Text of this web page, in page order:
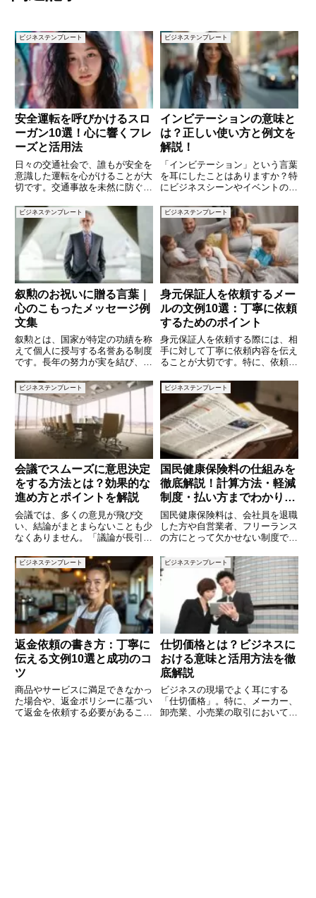
ビジネステンプレート
安全運転を呼びかけるスロ
ーガン10選！心に響くフレ
ーズと活用法
日々の交通社会で、誰もが安全を
意識した運転を心がけることが大
切です。交通事故を未然に防ぐた
く、周囲への啓発も欠かせませ
ん。特に、短く力強いスローガン
は、多くの人の心に響き、安全運
転の意識を高める強力な手段とな
りま
ビジネステンプレート
インビテーションの意味と
は？正しい使い方と例文を
解説！
「インビテーション」という言葉
を耳にしたことはありますか？特
にビジネスシーンやイベントの案
ですが、実際の意味や適切な使い
方を知っていますか？日本語でも
「招待」や「案内」として使われ
ることが多いですが、英語として
ビジネステンプレート
叙勲のお祝いに贈る言葉｜
心のこもったメッセージ例
文集
叙勲とは、国家が特定の功績を称
えて個人に授与する名誉ある制度
です。長年の努力が実を結び、多
ます。親族や友人、職場の関係者
が叙勲を受けた際には、適切なお
祝いの言葉を贈りたいものです。
しかし、「どのような言葉を使え
ビジネステンプレート
身元保証人を依頼するメー
ルの文例10選：丁寧に依頼
するためのポイント
身元保証人を依頼する際には、相
手に対して丁寧に依頼内容を伝え
ることが大切です。特に、依頼の
ついて明確に伝えることで、相手
もスムーズに対応しやすくなりま
す。この記事では、身元保証人を
依頼する際に使えるメールの文例
ビジネステンプレート
会議でスムーズに意思決定
をする方法とは？効果的な
進め方とポイントを解説
会議では、多くの意見が飛び交
い、結論がまとまらないことも少
なくありません。「議論が長引
ど、意思決定がスムーズに進まな
いと、会議の生産性が低下してし
まいます。では、どうすれば会議
で効果的に意思決定を行えるので
しょう
ビジネステンプレート
国民健康保険料の仕組みを
徹底解説！計算方法・軽減
制度・払い方までわかりや
すく解説
国民健康保険料は、会社員を退職
した方や自営業者、フリーランス
の方にとって欠かせない制度で
も複雑で「なぜこんなに高いの
か」と疑問を持つ方も少なくあり
ません。さらに、自治体ごとに保
険料の仕組みが異なるため、理解
ビジネステンプレート
返金依頼の書き方：丁寧に
伝える文例10選と成功のコ
ツ
商品やサービスに満足できなかっ
た場合や、返金ポリシーに基づい
て返金を依頼する必要があること
ビジネステンプレート
仕切価格とは？ビジネスに
おける意味と活用方法を徹
底解説
ビジネスの現場でよく耳にする
「仕切価格」。特に、メーカー、
卸売業、小売業の取引において重